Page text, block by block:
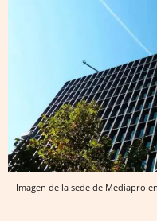
Imagen de la sede de Mediapro